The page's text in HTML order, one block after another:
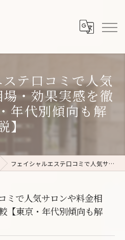
テ口コミで人気
・効果実感を徹
年代別傾向も解
】
フェイシャルエステ口コミで人気サロンや料金相場・効果実感を徹底比較【東京・年代別傾向も解説】
ミで人気サロンや料金相
【東京・年代別傾向も解